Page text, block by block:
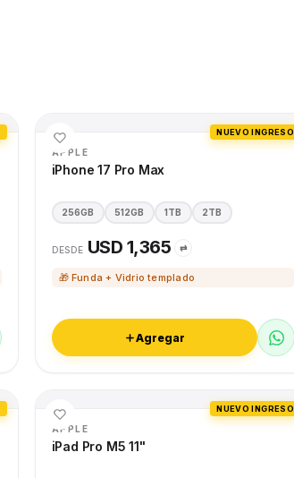
NUEVO INGRESO
APPLE
iPhone 17 Pro Max
256GB 512GB 1TB 2TB
DESDE USD 1,365 ⇄
🎁 Funda + Vidrio templado
Agregar
NUEVO INGRESO
APPLE
iPad Pro M5 11"